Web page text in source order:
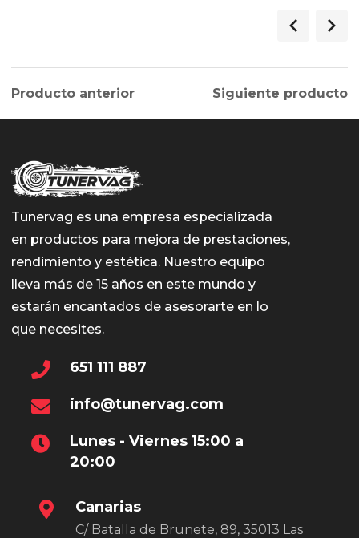
Producto anterior Siguiente producto
Tunervag es una empresa especializada
en productos para mejora de prestaciones,
rendimiento y estética. Nuestro equipo
lleva más de 15 años en este mundo y
estarán encantados de asesorarte en lo
que necesites.
651 111 887
info@tunervag.com
Lunes - Viernes 15:00 a
20:00
Canarias
C/ Batalla de Brunete, 89, 35013 Las